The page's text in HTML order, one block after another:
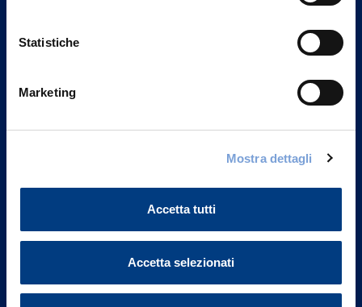
Statistiche
Marketing
Mostra dettagli
Accetta tutti
Accetta selezionati
Vittoria Assicurazioni S.p.A.
Part. IVA 01329510158
Sostenibilità